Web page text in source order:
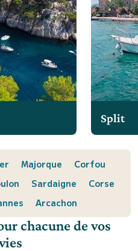
Split
Majorque
Corfou
Sardaigne
Corse
Arcachon
chacune de vos